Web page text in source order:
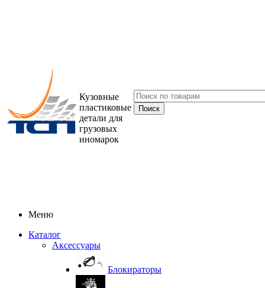
Кузовные
пластиковые
детали для
грузовых
иномарок
Меню
Каталог
Аксессуары
Блокираторы